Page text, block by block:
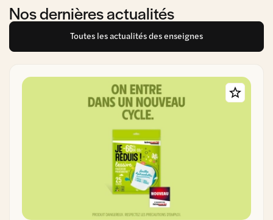
Nos dernières actualités
Toutes les actualités des enseignes